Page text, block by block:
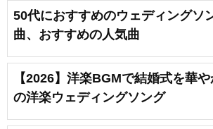
50代におすすめのウェディングソ
曲、おすすめの人気曲
【2026】洋楽BGMで結婚式を華
の洋楽ウェディングソング